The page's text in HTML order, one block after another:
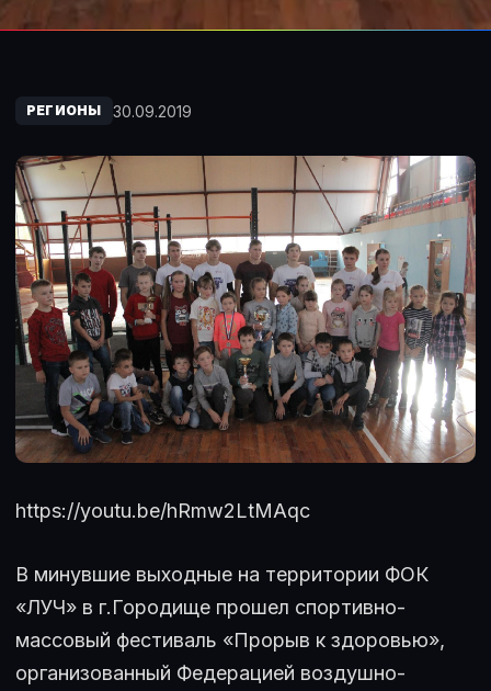
РЕГИОНЫ 30.09.2019
https://youtu.be/hRmw2LtMAqc
В минувшие выходные на территории ФОК
«ЛУЧ» в г.Городище прошел спортивно-
массовый фестиваль «Прорыв к здоровью»,
организованный Федерацией воздушно-